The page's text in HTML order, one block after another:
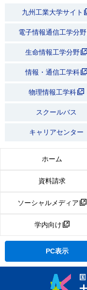
九州工業大学サイト
電子情報通信工学分野
生命情報工学分野
情報・通信工学科
物理情報工学科
スクールバス
キャリアセンター
ホーム
資料請求
ソーシャルメディア
学内向け
PC表示